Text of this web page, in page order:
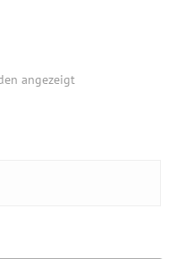
angezeigt